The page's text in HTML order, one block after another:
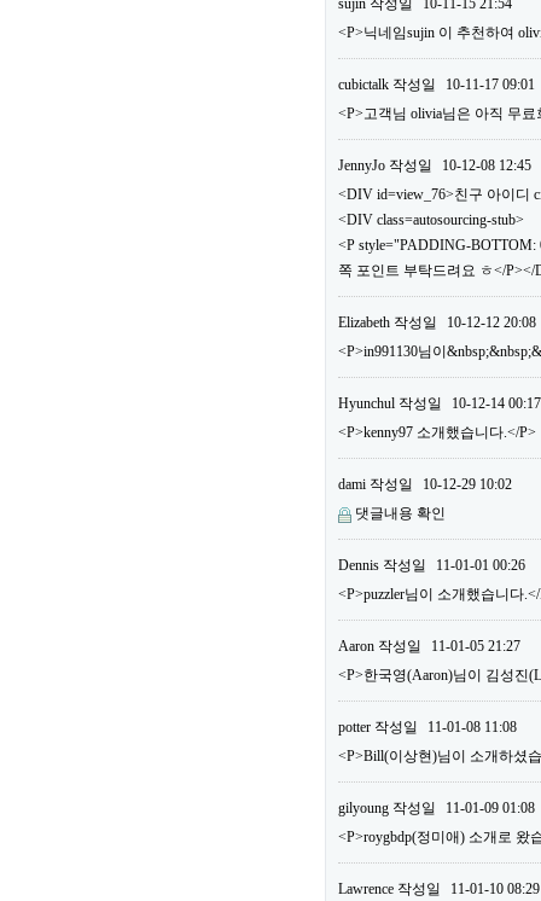
sujin 작성일
10-11-15 21:54
<P>닉네임sujin 이 추천하여
cubictalk 작성일
10-11-17 09:01
<P>고객님 olivia님은 아직 무
JennyJo 작성일
10-12-08 12:45
<DIV id=view_76>친구 아이디
<DIV class=autosourcing-stub>
<P style="PADDING-
쪽 포인트 부탁드려요 ㅎ</
Elizabeth 작성일
10-12-12 20:08
<P>in991130님이
Hyunchul 작성일
10-12-14 00:17
<P>kenny97 소개했습니다.</P>
dami 작성일
10-12-29 10:02
댓글내용 확인
Dennis 작성일
11-01-01 00:26
<P>puzzler님이 소개했습니다
Aaron 작성일
11-01-05 21:27
<P>한국영(Aaron)님이 김성진
potter 작성일
11-01-08 11:08
<P>Bill(이상현)님이 소개하셨
gilyoung 작성일
11-01-09 01:08
<P>roygbdp(정미애) 소개로 왔
Lawrence 작성일
11-01-10 08:29